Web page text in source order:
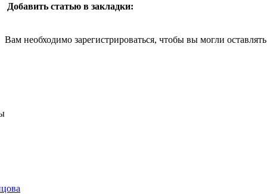
Добавить статью в закладки:
Вам необходимо зарегистрироваться, чтобы вы могли